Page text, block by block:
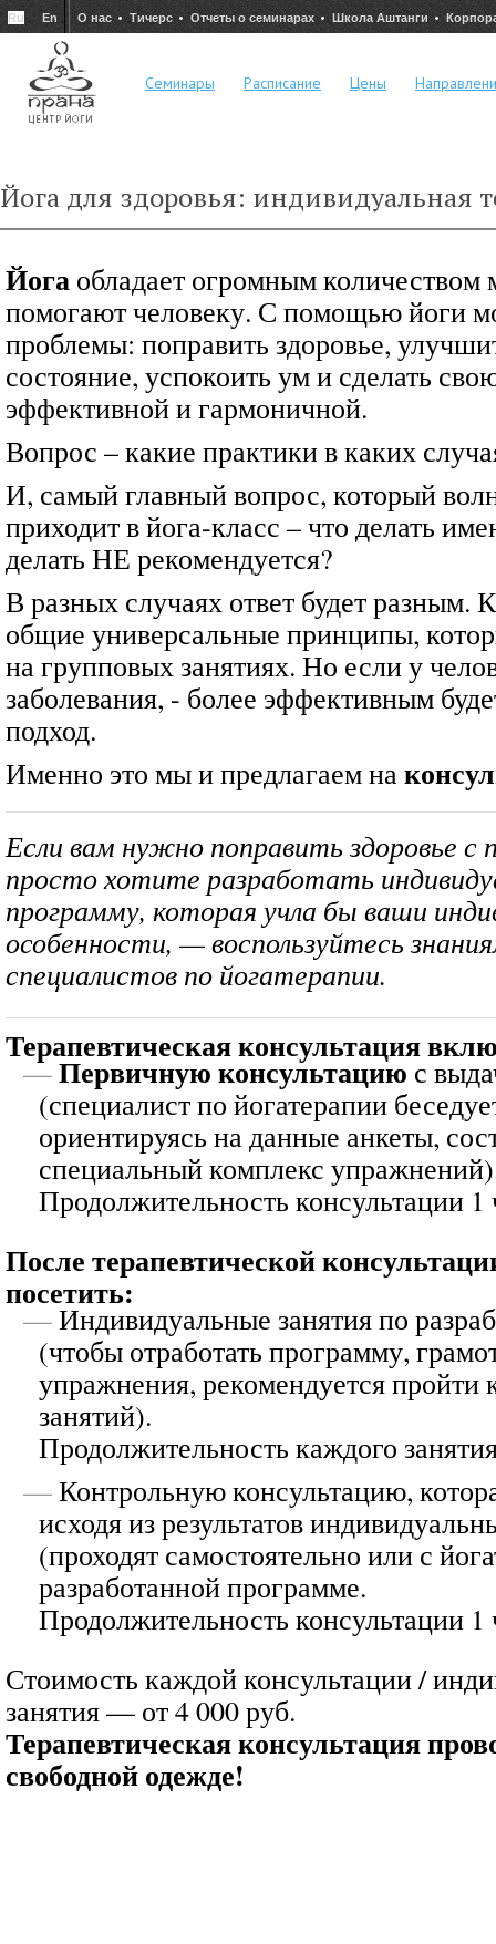
Ru En О нас Тичерс Отчеты о семинарах Школа Аштанги
Семинары Расписание Цены
Йога для здоровья: индивидуальная
Йога обладает огромным количеством
помогают человеку. С помощью йоги
проблемы: поправить здоровье,
состояние, успокоить ум и сделать
эффективной и гармоничной.
Вопрос – какие практики в каких
И, самый главный вопрос, который
приходит в йога-класс – что делать
делать НЕ рекомендуется?
В разных случаях ответ будет разным.
общие универсальные принципы,
на групповых занятиях. Но если у
заболевания, - более эффективным
подход.
Именно это мы и предлагаем на
Если вам нужно поправить здоровье с
просто хотите разработать
программу, которая учла бы ваши
особенности, — воспользуйтесь
специалистов по йогатерапии.
Терапевтическая консультация
Первичную консультацию с
(специалист по йогатерапии
ориентируясь на данные анкеты,
специальный комплекс
Продолжительность консультации 1
После терапевтической
посетить:
Индивидуальные занятия по
(чтобы отработать программу,
упражнения, рекомендуется пройти
занятий).
Продолжительность каждого
Контрольную консультацию,
исходя из результатов
(проходят самостоятельно или с
разработанной программе.
Продолжительность консультации 1
Стоимость каждой консультации /
занятия — от 4 000 руб.
Терапевтическая консультация
свободной одежде!